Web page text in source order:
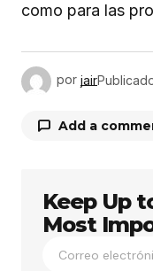
como para las
por jair
Add a
Tu dirección
publicada. Los
marcados con *
Keep Up
Most